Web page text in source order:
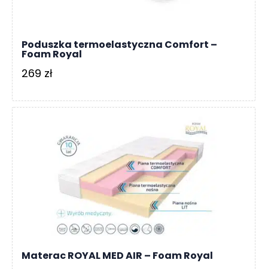
Poduszka termoelastyczna Comfort –
Foam Royal
269 zł
Materac ROYAL MED AIR – Foam Royal